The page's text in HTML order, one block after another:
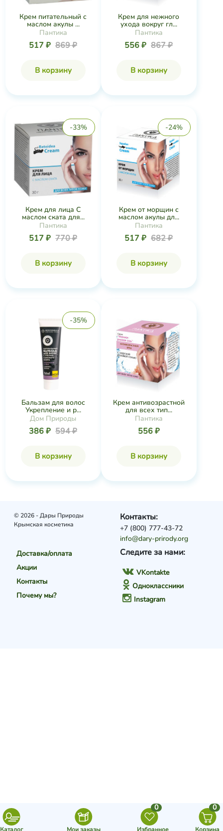
Крем питательный с
маслом акулы ...
Пантика
517 ₽ 869 ₽
В корзину
Крем для нежного
ухода вокруг гл...
Пантика
556 ₽ 867 ₽
В корзину
-33%
Крем для лица С
маслом ската для...
Пантика
517 ₽ 770 ₽
В корзину
-24%
Крем от морщин с
маслом акулы дл...
Пантика
517 ₽ 682 ₽
В корзину
-35%
Бальзам для волос
Укрепление и р...
Дом Природы
386 ₽ 594 ₽
В корзину
Крем антивозрастной
для всех тип...
Пантика
556 ₽
В корзину
© 2026 - Дары Природы
Крымская косметика
Доставка/оплата
Акции
Контакты
Почему мы?
Следите за нами:
VKontakte
Одноклассники
Instagram
Контакты:
+7 (800) 777-43-72
info@dary-prirody.org
0 0